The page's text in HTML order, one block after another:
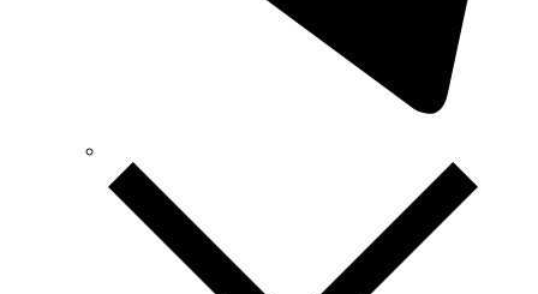
Vargo (Украина)
Vector VS
Vimar (Италия)
Volter (Украина)
Volterm (Украина)
Wago (Германия)